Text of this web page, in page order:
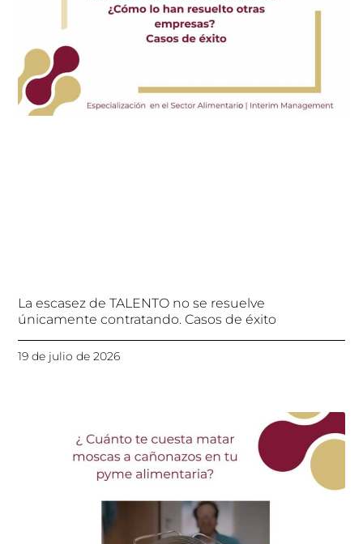
La escasez de TALENTO no se resuelve
únicamente contratando. Casos de éxito
19 de julio de 2026